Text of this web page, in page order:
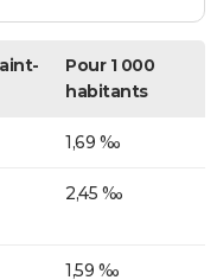
Pour 1 000
habitants
1,69 ‰
2,45 ‰
1,59 ‰